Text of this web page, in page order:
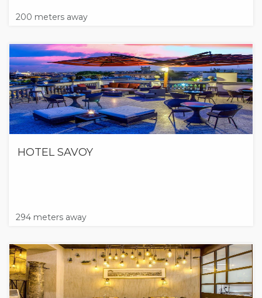
200 meters away
HOTEL SAVOY
294 meters away